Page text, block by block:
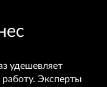
удешевляет
Эксперты